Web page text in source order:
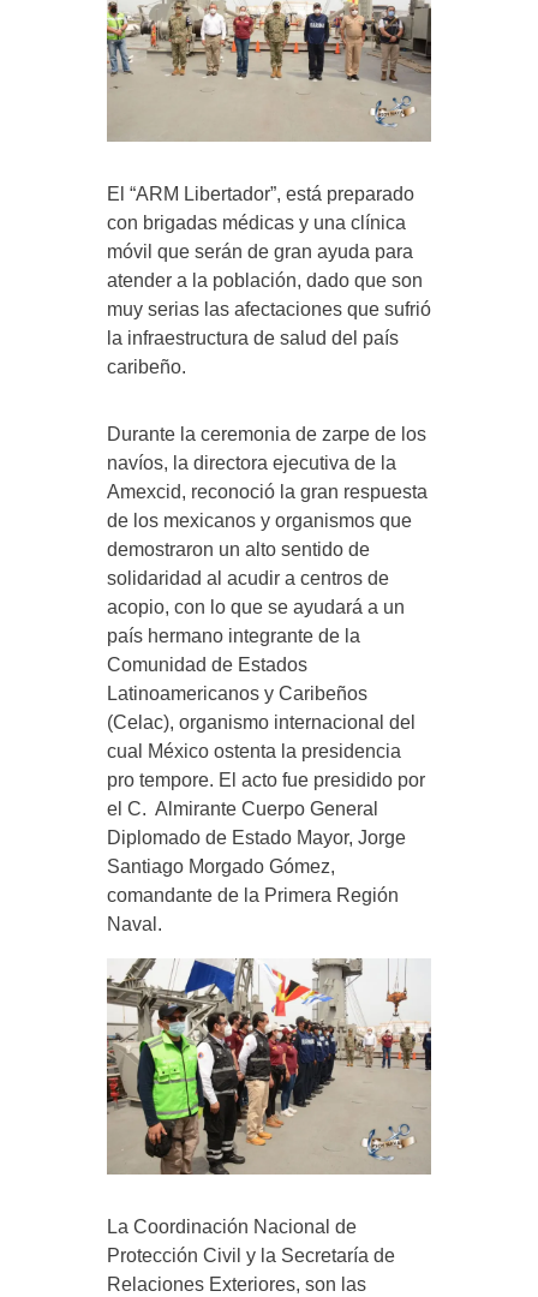
El “ARM Libertador”, está preparado
con brigadas médicas y una clínica
móvil que serán de gran ayuda para
atender a la población, dado que son
muy serias las afectaciones que sufrió
la infraestructura de salud del país
caribeño.
Durante la ceremonia de zarpe de los
navíos, la directora ejecutiva de la
Amexcid, reconoció la gran respuesta
de los mexicanos y organismos que
demostraron un alto sentido de
solidaridad al acudir a centros de
acopio, con lo que se ayudará a un
país hermano integrante de la
Comunidad de Estados
Latinoamericanos y Caribeños
(Celac), organismo internacional del
cual México ostenta la presidencia
pro tempore. El acto fue presidido por
el C. Almirante Cuerpo General
Diplomado de Estado Mayor, Jorge
Santiago Morgado Gómez,
comandante de la Primera Región
Naval.
La Coordinación Nacional de
Protección Civil y la Secretaría de
Relaciones Exteriores, son las